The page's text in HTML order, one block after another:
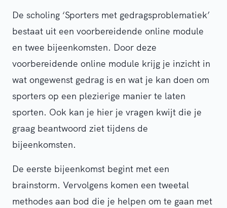
De scholing ‘Sporters met gedragsproblematiek’
bestaat uit een voorbereidende online module
en twee bijeenkomsten. Door deze
voorbereidende online module krijg je inzicht in
wat ongewenst gedrag is en wat je kan doen om
sporters op een plezierige manier te laten
sporten. Ook kan je hier je vragen kwijt die je
graag beantwoord ziet tijdens de
bijeenkomsten.
De eerste bijeenkomst begint met een
brainstorm. Vervolgens komen een tweetal
methodes aan bod die je helpen om te gaan met